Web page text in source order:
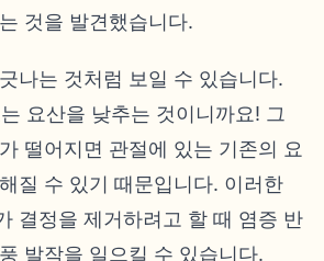
것을 발견했습니다.
나는 것처럼 보일 수 있습니다.
요산을 낮추는 것이니까요! 그
떨어지면 관절에 있는 기존의 요
질 수 있기 때문입니다. 이러한
결정을 제거하려고 할 때 염증 반
발작을 일으킬 수 있습니다.